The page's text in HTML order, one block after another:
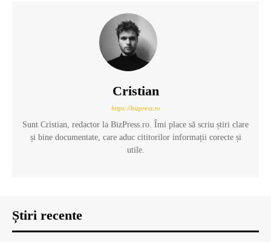
Cristian
https://bizpress.ro
Sunt Cristian, redactor la BizPress.ro. Îmi place să scriu știri clare
și bine documentate, care aduc cititorilor informații corecte și
utile.
Știri recente